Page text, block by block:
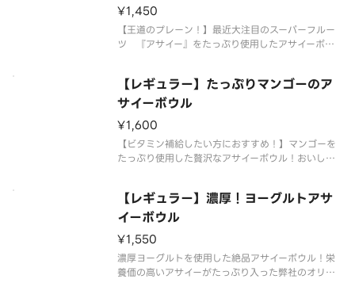
¥1,450
【王道のプレーン！】最近大注目のスーパーフルー
ツ 『アサイー』をたっぷり使用したアサイーボウ
サイーボウルをお楽しみください！◆サイズレギュ
ラー：アサイーベース220g目
【レギュラー】たっぷりマンゴーのア
サイーボウル
¥1,600
【ビタミン補給したい方におすすめ！】マンゴーを
たっぷり使用した贅沢なアサイーボウル！おいしい
オリジナルアサイーボウルをお楽しみください！◆
サイズレギュラー：アサイーベー
【レギュラー】濃厚！ヨーグルトアサ
イーボウル
¥1,550
濃厚ヨーグルトを使用した絶品アサイーボウル！栄
養価の高いアサイーがたっぷり入った弊社のオリジ